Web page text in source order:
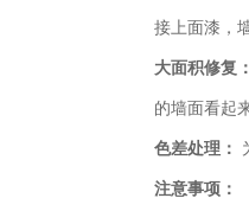
接上面漆，
大面积修复：
的墙面看起
色差处理：
注意事项：